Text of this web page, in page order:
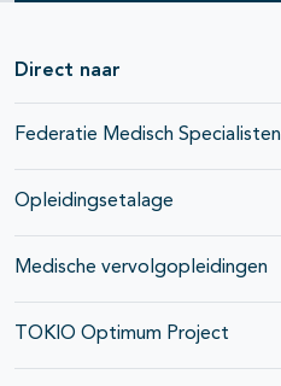
Direct naar
Federatie Medisch Specialisten
Opleidingsetalage
Medische vervolgopleidingen
TOKIO Optimum Project